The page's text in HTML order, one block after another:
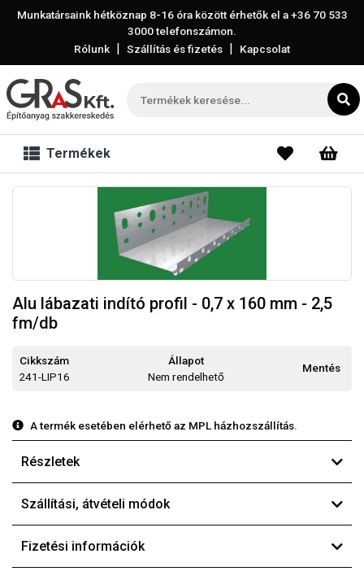
Munkatársaink hétköznap 8-16 óra között érhetők el a+36 70 533
3000telefonszámon.
Rólunk | Szállítás és fizetés | Kapcsolat
Termékek
Alu lábazati indító profil - 0,7 x 160 mm - 2,5
fm/db
Cikkszám
241-LIP16
Állapot
Nem rendelhető
Mentés
A termék esetében elérhető az MPL házhozszállítás.
Részletek
Szállítási, átvételi módok
Fizetési információk